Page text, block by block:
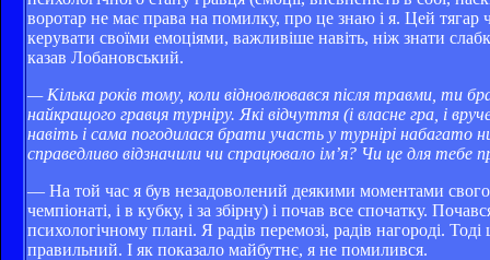
воротар не має права на помилку, про це знаю і я. Цей
керувати своїми емоціями, важливіше навіть, ніж знати
казав Лобановський.
— Кілька років тому, коли відновлювався після травми, ти
найкращого гравця турніру. Які відчуття (і власне гра, і
навіть і сама погодилася брати участь у турнірі
справедливо відзначили чи спрацювало ім’я? Чи це для
— На той час я був незадоволений деякими моментами свого
чемпіонаті, і в кубку, і за збірну) і почав все спочатку.
психологічному плані. Я радів перемозі, радів нагороді.
правильний. І як показало майбутнє, я не помилився.